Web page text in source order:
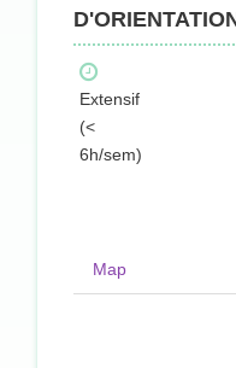
Extensif
(<
6h/sem)
Map